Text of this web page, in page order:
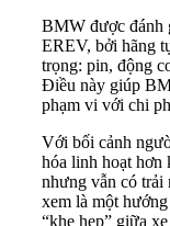
BMW được đánh
EREV, bởi hãng
trọng: pin, động
Điều này giúp
phạm vi với chi
Với bối cảnh
hóa linh hoạt hơn
nhưng vẫn có trải
xem là một
“khe hẹp” giữa